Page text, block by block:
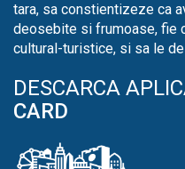
tara, sa constientizeze ca
deosebite si frumoase, fie
cultural-turistice, si sa le
DESCARCA
CARD